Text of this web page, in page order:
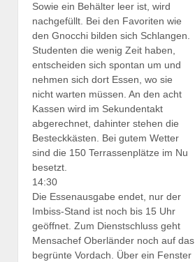
Sowie ein Behälter leer ist, wird
nachgefüllt. Bei den Favoriten wie
den Gnocchi bilden sich Schlangen.
Studenten die wenig Zeit haben,
entscheiden sich spontan um und
nehmen sich dort Essen, wo sie
nicht warten müssen. An den acht
Kassen wird im Sekundentakt
abgerechnet, dahinter stehen die
Besteckkästen. Bei gutem Wetter
sind die 150 Terrassenplätze im Nu
besetzt.
14:30
Die Essenausgabe endet, nur der
Imbiss-Stand ist noch bis 15 Uhr
geöffnet. Zum Dienstschluss geht
Mensachef Oberländer noch auf das
begrünte Vordach. Über ein Fenster